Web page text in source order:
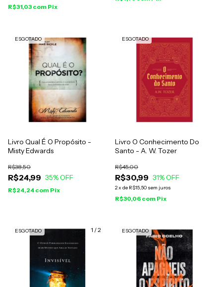
R$31,03 com Pix
ESGOTADO
Livro Qual É O Propósito -
Misty Edwards
R$24,99
R$38,50
35% OFF
R$24,24 com Pix
ESGOTADO
Livro O Conhecimento Do
Santo - A. W. Tozer
R$30,99
R$45,00
31% OFF
2x de R$15,50 sem juros
R$30,06 com Pix
1 /2
ESGOTADO ESGOTADO